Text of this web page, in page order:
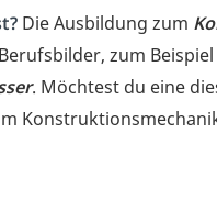
Die Ausbildung zum
zum
. Möchtest du eine